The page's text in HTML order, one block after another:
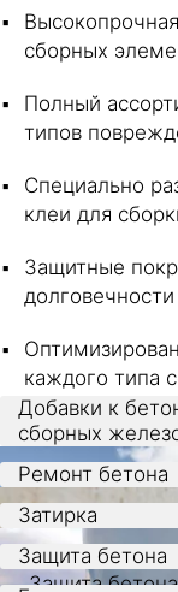
сборных
Полный
типов
Специально
клеи для
Защитные
долговечности
каждого типа
Добавки к
сборных
Ремонт бетона
Затирка
Защита бетона
Защита